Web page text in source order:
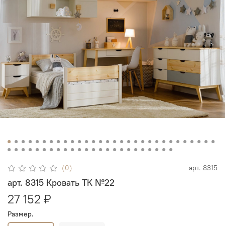
(0) арт. 8315
арт. 8315 Кровать ТК №22
27 152 ₽
Размер.